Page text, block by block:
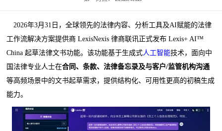
2026年3月31日，全球领先的法律内容、分析工具及AI赋能的法律
工作流解决方案提供商 LexisNexis 律商联讯正式发布 Lexis+ AI™
China 起草法律文书功能。该功能基于生成式人工智能技术，面向中
国法律专业人士在合同、条款、法律备忘录及与客户/监管机构沟通
等高频场景中的文书起草需求，提供结构化、可用性更高的初稿生成
能力。